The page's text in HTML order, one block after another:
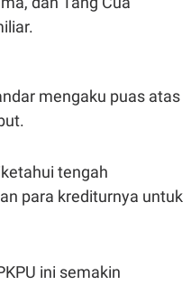
mengaku puas atas
tengah
para krediturnya untuk
ini semakin